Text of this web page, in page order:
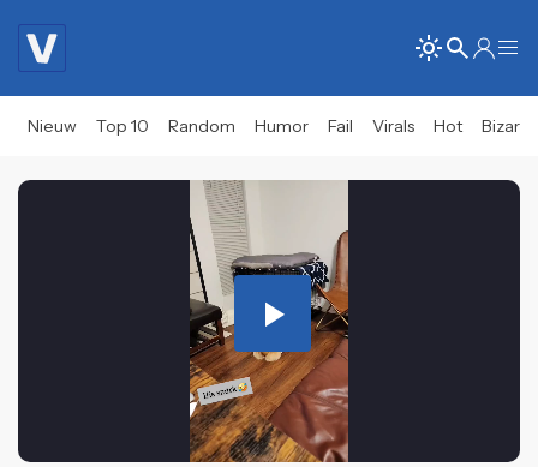
Nieuw Top 10 Random Humor Fail Virals Hot Bizar
Play
Video